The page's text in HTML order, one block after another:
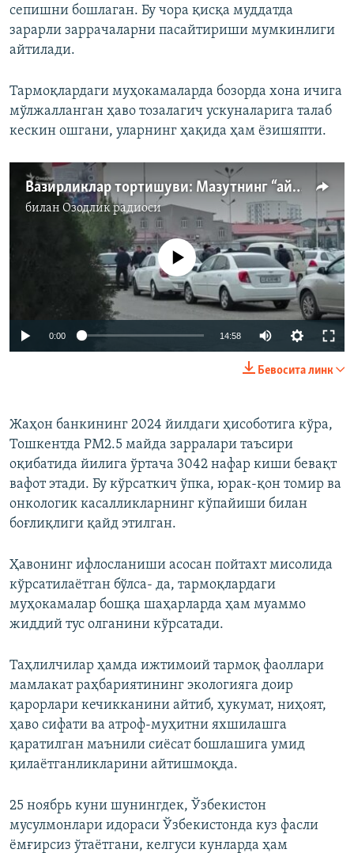
сепишни бошлаган. Бу чора қисқа муддатда
зарарли заррачаларни пасайтириши мумкинлиги
айтилади.
Тармоқлардаги муҳокамаларда бозорда хона ичига
мўлжалланган ҳаво тозалагич ускуналарига талаб
кескин ошгани, уларнинг ҳақида ҳам ёзишяпти.
Вазирликлар тортишуви: Мазутнинг “айби” йўқ
билан Озодлик радиоси
720p 1080p
Айни дамда медиа-манба мавжуд эмас
0:00 14:58
720p
1080p
Бевосита линк
Жаҳон банкининг 2024 йилдаги ҳисоботига кўра,
Тошкентда PM2.5 майда зарралари таъсири
оқибатида йилига ўртача 3042 нафар киши бевақт
вафот этади. Бу кўрсаткич ўпка, юрак-қон томир ва
онкологик касалликларнинг кўпайиши билан
боғлиқлиги қайд этилган.
Ҳавонинг ифлосланиши асосан пойтахт мисолида
кўрсатилаётган бўлса- да, тармоқлардаги
муҳокамалар бошқа шаҳарларда ҳам муаммо
жиддий тус олганини кўрсатади.
Таҳлилчилар ҳамда ижтимоий тармоқ фаоллари
мамлакат раҳбариятининг экологияга доир
қарорлари кечикканини айтиб, ҳукумат, ниҳоят,
ҳаво сифати ва атроф-муҳитни яхшилашга
қаратилган маънили сиёсат бошлашига умид
қилаётганликларини айтишмоқда.
25 ноябрь куни шунингдек, Ўзбекистон
мусулмонлари идораси Ўзбекистонда куз фасли
ёмғирсиз ўтаётгани, келгуси кунларда ҳам